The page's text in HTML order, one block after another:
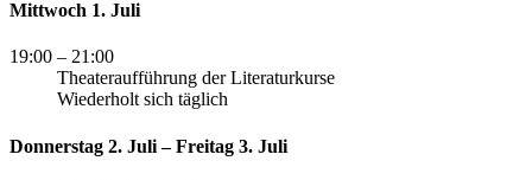
Mittwoch 1. Juli
19:00 – 21:00
Theateraufführung der Literaturkurse
Wiederholt sich täglich
Donnerstag 2. Juli – Freitag 3. Juli